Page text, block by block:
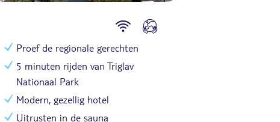
Proef de regionale gerechten
5 minuten rijden van Triglav
Nationaal Park
Modern, gezellig hotel
Uitrusten in de sauna